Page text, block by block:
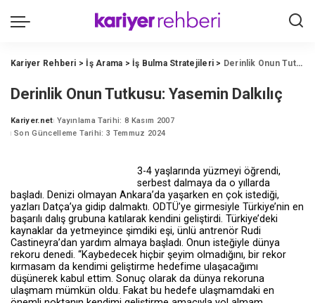
Kariyer Rehberi > İş Arama > İş Bulma Stratejileri > Derinlik Onun Tutkusu: Yasemin Dalkılıç
Derinlik Onun Tutkusu: Yasemin Dalkılıç
Posted
by
Kariyer.net Yayınlama Tarihi: 8 Kasım 2007
Son Güncelleme Tarihi: 3 Temmuz 2024
3-4 yaşlarında yüzmeyi öğrendi,
serbest dalmaya da o yıllarda
başladı. Denizi olmayan Ankara’da yaşarken en çok istediği,
yazları Datça’ya gidip dalmaktı. ODTÜ’ye girmesiyle Türkiye’nin en
başarılı dalış grubuna katılarak kendini geliştirdi. Türkiye’deki
kaynaklar da yetmeyince şimdiki eşi, ünlü antrenör Rudi
Castineyra’dan yardım almaya başladı. Onun isteğiyle dünya
rekoru denedi. “Kaybedecek hiçbir şeyim olmadığını, bir rekor
kırmasam da kendimi geliştirme hedefime ulaşacağımı
düşünerek kabul ettim. Sonuç olarak da dünya rekoruna
ulaşmam mümkün oldu. Fakat bu hedefe ulaşmamdaki en